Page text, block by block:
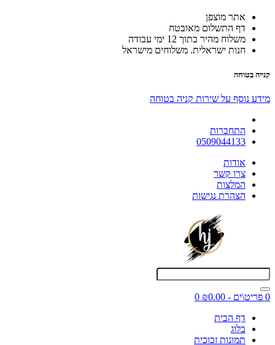
אתר מוצפן
דף התשלום מאובטח
משלוח מהיר בתוך 12 ימי עבודה
חנות ישראלית. משלוחים מישראל
קנייה בטוחה
מידע נוסף על שירות קניה בטוחה
התחברות
0509044133
אודות
צרו קשר
המלצות
הצהרת נגישות
0 פריט\ים - ₪0.00
0
דף הבית
בלוג
תמונות זכוכית